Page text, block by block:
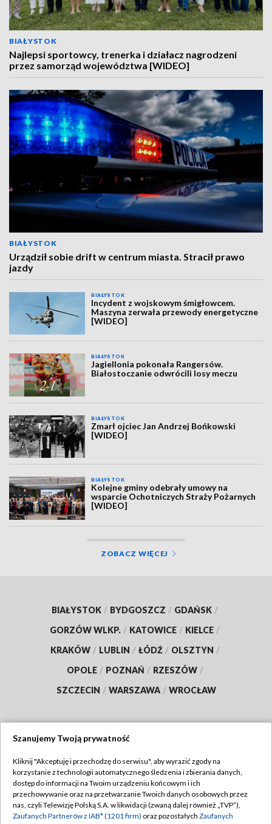
BIAŁYSTOK
Najlepsi sportowcy, trenerka i działacz nagrodzeni
przez samorząd województwa [WIDEO]
BIAŁYSTOK
Urządził sobie drift w centrum miasta. Stracił prawo
jazdy
BIAŁYSTOK
Incydent z wojskowym śmigłowcem.
Maszyna zerwała przewody energetyczne
[WIDEO]
BIAŁYSTOK
Jagiellonia pokonała Rangersów.
Białostoczanie odwrócili losy meczu
BIAŁYSTOK
Zmarł ojciec Jan Andrzej Bońkowski
[WIDEO]
BIAŁYSTOK
Kolejne gminy odebrały umowy na
wsparcie Ochotniczych Straży Pożarnych
[WIDEO]
ZOBACZ WIĘCEJ
BIAŁYSTOK / BYDGOSZCZ / GDAŃSK /
GORZÓW WLKP. / KATOWICE / KIELCE /
KRAKÓW / LUBLIN / ŁÓDŹ / OLSZTYN /
OPOLE / POZNAŃ / RZESZÓW /
SZCZECIN / WARSZAWA / WROCŁAW
TVP
Abonament TVP
Emisja w TVP
Regulamin TVP
Polityka prywatności
Szanujemy Twoją prywatność
Kliknij "Akceptuję i przechodzę do serwisu", aby wyrazić zgody na
korzystanie z technologii automatycznego śledzenia i zbierania danych,
dostęp do informacji na Twoim urządzeniu końcowym i ich
przechowywanie oraz na przetwarzanie Twoich danych osobowych przez
nas, czyli Telewizję Polską S.A. w likwidacji (zwaną dalej również „TVP”),
Zaufanych Partnerów z IAB* (1201 firm) oraz pozostałych Zaufanych